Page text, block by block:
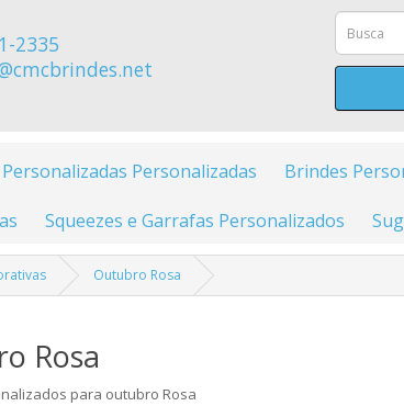
2335
Personalizadas Brindes
Squeezes e Garrafas Personalizados
Outubro Rosa
Rosa
para outubro Rosa